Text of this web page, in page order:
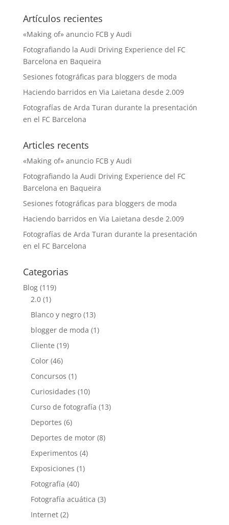
Artículos recientes
«Making of» anuncio FCB y Audi
Fotografiando la Audi Driving Experience del FC
Barcelona en Baqueira
Sesiones fotográficas para bloggers de moda
Haciendo barridos en Via Laietana desde 2.009
Fotografías de Arda Turan durante la presentación
en el FC Barcelona
Articles recents
«Making of» anuncio FCB y Audi
Fotografiando la Audi Driving Experience del FC
Barcelona en Baqueira
Sesiones fotográficas para bloggers de moda
Haciendo barridos en Via Laietana desde 2.009
Fotografías de Arda Turan durante la presentación
en el FC Barcelona
Categorias
Blog(119)
2.0(1)
Blanco y negro(13)
blogger de moda (1)
Cliente (19)
Color(46)
Concursos (1)
Curiosidades (10)
Curso de fotografía (13)
Deportes (6)
Deportes de motor(8)
Experimentos (4)
Exposiciones (1)
Fotografía (40)
Fotografía acuática (3)
Internet(2)